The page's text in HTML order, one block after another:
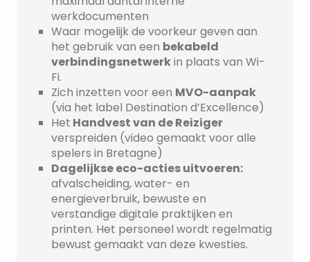
werkdocumenten
Waar mogelijk de voorkeur geven aan
het gebruik van een bekabeld
verbindingsnetwerkin plaats van Wi-
Fi.
Zich inzetten voor een MVO-aanpak
(via het label Destination d’Excellence)
Het Handvest van de Reiziger
verspreiden (video gemaakt voor alle
spelers in Bretagne)
Dagelijkse eco-acties uitvoeren:
afvalscheiding, water- en
energieverbruik, bewuste en
verstandige digitale praktijken en
printen. Het personeel wordt regelmatig
bewust gemaakt van deze kwesties.